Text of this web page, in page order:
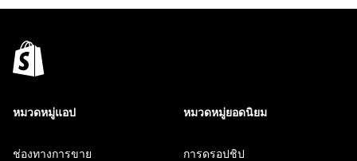
หมวดหมู่แอป
ช่องทางการขาย
หมวดหมู่ยอดนิยม
การดรอปชิป